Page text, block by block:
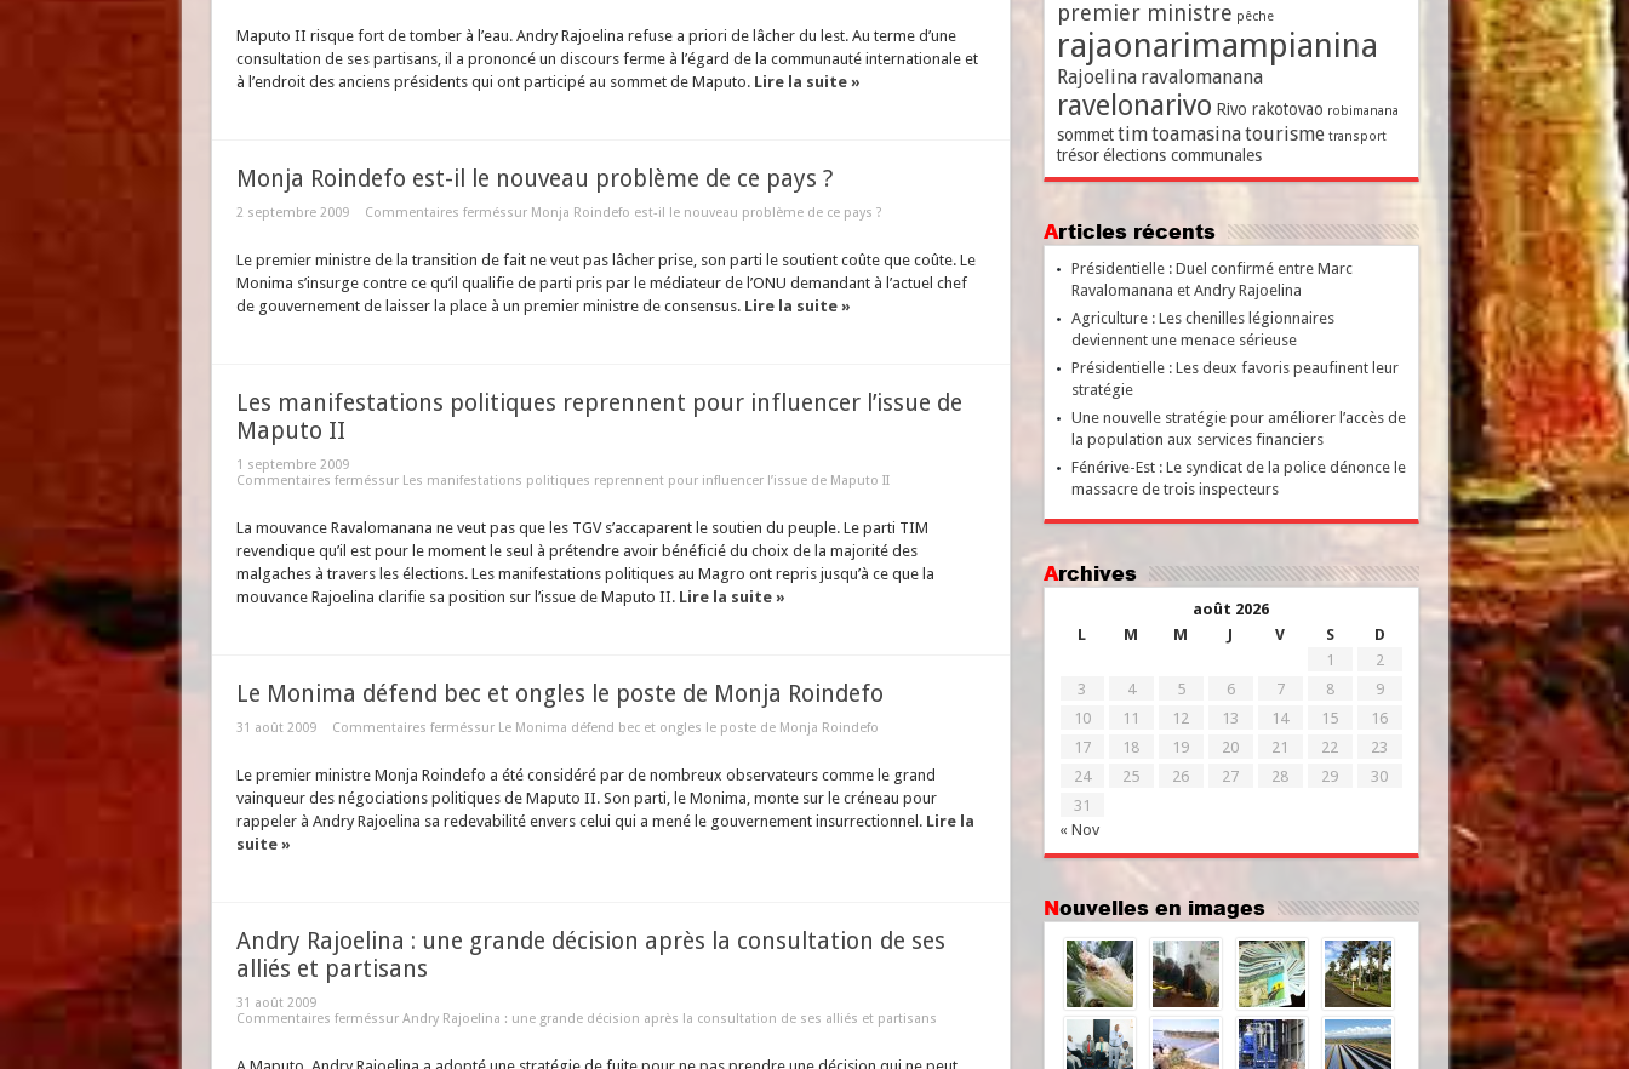
Maputo II risque fort de tomber à l’eau. Andry Rajoelina refuse a priori de lâcher du lest. Au terme d’une
consultation de ses partisans, il a prononcé un discours ferme à l’égard de la communauté internationale et
à l’endroit des anciens présidents qui ont participé au sommet de Maputo. Lire la suite »
Monja Roindefo est-il le nouveau problème de ce pays ?
2 septembre 2009 Commentaires ferméssur Monja Roindefo est-il le nouveau problème de ce pays ?
Le premier ministre de la transition de fait ne veut pas lâcher prise, son parti le soutient coûte que coûte. Le
Monima s’insurge contre ce qu’il qualifie de parti pris par le médiateur de l’ONU demandant à l’actuel chef
de gouvernement de laisser la place à un premier ministre de consensus. Lire la suite »
Les manifestations politiques reprennent pour influencer l’issue de
Maputo II
1 septembre 2009
Commentaires ferméssur Les manifestations politiques reprennent pour influencer l’issue de Maputo II
La mouvance Ravalomanana ne veut pas que les TGV s’accaparent le soutien du peuple. Le parti TIM
revendique qu’il est pour le moment le seul à prétendre avoir bénéficié du choix de la majorité des
malgaches à travers les élections. Les manifestations politiques au Magro ont repris jusqu’à ce que la
mouvance Rajoelina clarifie sa position sur l’issue de Maputo II. Lire la suite »
Le Monima défend bec et ongles le poste de Monja Roindefo
31 août 2009 Commentaires ferméssur Le Monima défend bec et ongles le poste de Monja Roindefo
Le premier ministre Monja Roindefo a été considéré par de nombreux observateurs comme le grand
vainqueur des négociations politiques de Maputo II. Son parti, le Monima, monte sur le créneau pour
rappeler à Andry Rajoelina sa redevabilité envers celui qui a mené le gouvernement insurrectionnel. Lire la
suite »
Andry Rajoelina : une grande décision après la consultation de ses
alliés et partisans
31 août 2009
Commentaires ferméssur Andry Rajoelina : une grande décision après la consultation de ses alliés et partisans
premier ministre pêche
rajaonarimampianina
Rajoelina ravalomanana
ravelonarivo Rivo rakotovao robimanana
sommet timtoamasinatourisme transport
trésor élections communales
Articles récents
Présidentielle : Duel confirmé entre Marc
Ravalomanana et Andry Rajoelina
Agriculture : Les chenilles légionnaires
deviennent une menace sérieuse
Présidentielle : Les deux favoris peaufinent leur
stratégie
Une nouvelle stratégie pour améliorer l’accès de
la population aux services financiers
Fénérive-Est : Le syndicat de la police dénonce le
massacre de trois inspecteurs
Archives
août 2026
L
M M J V S D
« Nov
1
2
3
4 5 6 7 8
9
10
11 12 13 14 15
16
17
18 19 20 21 22
23
24
25 26 27 28 29
30
31
Nouvelles en images